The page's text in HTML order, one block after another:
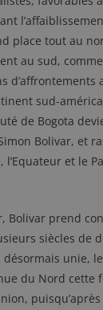
place tout au
au sud,
d’affrontements
sud-
de Bogota
Bolivar, et
l’Equateur et le
Bolivar prend
siècles de
unie,
du Nord cette